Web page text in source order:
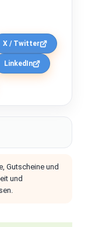
X / Twitter
LinkedIn
Gutscheine und
und